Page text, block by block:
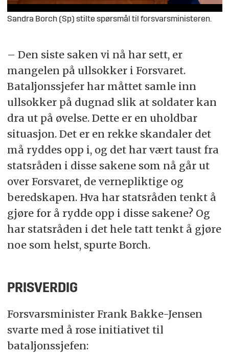
Sandra Borch (Sp) stilte spørsmål til forsvarsministeren.
– Den siste saken vi nå har sett, er
mangelen på ullsokker i Forsvaret.
Bataljonssjefer har måttet samle inn
ullsokker på dugnad slik at soldater kan
dra ut på øvelse. Dette er en uholdbar
situasjon. Det er en rekke skandaler det
må ryddes opp i, og det har vært taust fra
statsråden i disse sakene som nå går ut
over Forsvaret, de vernepliktige og
beredskapen. Hva har statsråden tenkt å
gjøre for å rydde opp i disse sakene? Og
har statsråden i det hele tatt tenkt å gjøre
noe som helst, spurte Borch.
PRISVERDIG
Forsvarsminister Frank Bakke-Jensen
svarte med å rose initiativet til
bataljonssjefen: